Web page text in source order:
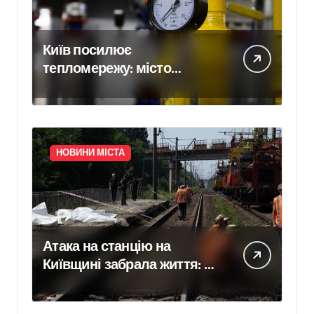
Київ посилює
тепломережу: місто
спільно з Агентством
відновлення
законтрактували резервні
потужності понад 1,5 ГВт
НОВИНИ МІСТА
Атака на станцію на
Київщині забрала життя: в
Укрзалізниці розповіли,
чому потяги не зупиняють